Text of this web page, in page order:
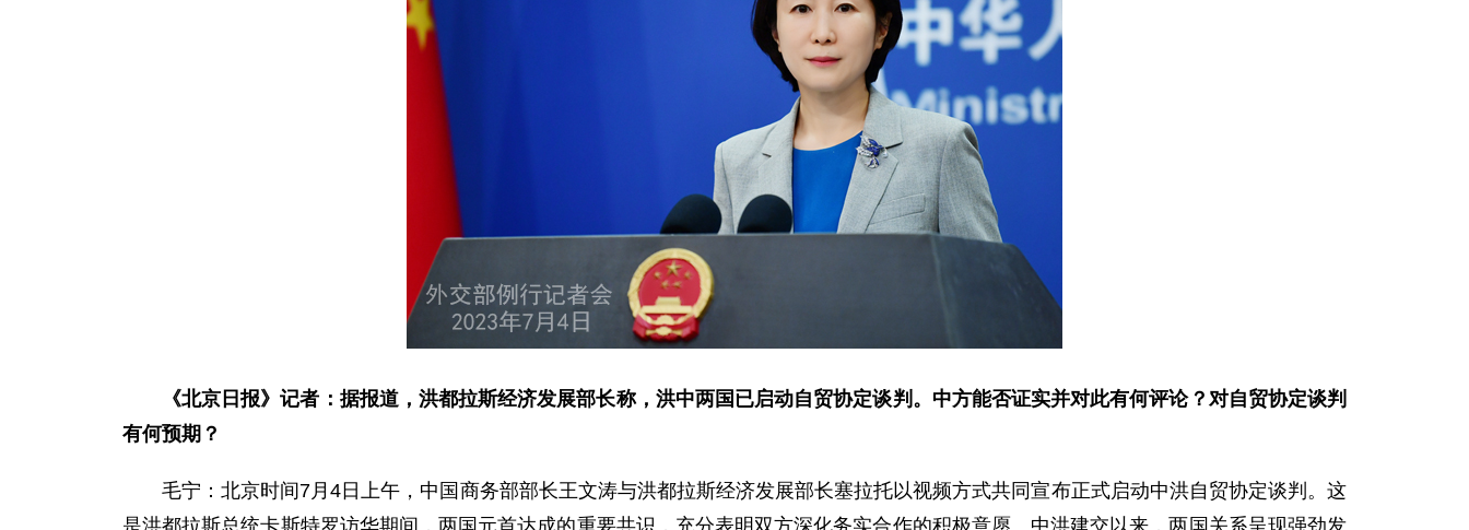
《北京日报》记者：据报道，洪都拉斯经济发展部长称，洪中两国已启动自贸协定谈判。中方能否证实并对此有何评论？对自贸协定谈判
有何预期？
毛宁：北京时间7月4日上午，中国商务部部长王文涛与洪都拉斯经济发展部长塞拉托以视频方式共同宣布正式启动中洪自贸协定谈判。这
是洪都拉斯总统卡斯特罗访华期间，两国元首达成的重要共识，充分表明双方深化务实合作的积极意愿。中洪建交以来，两国关系呈现强劲发